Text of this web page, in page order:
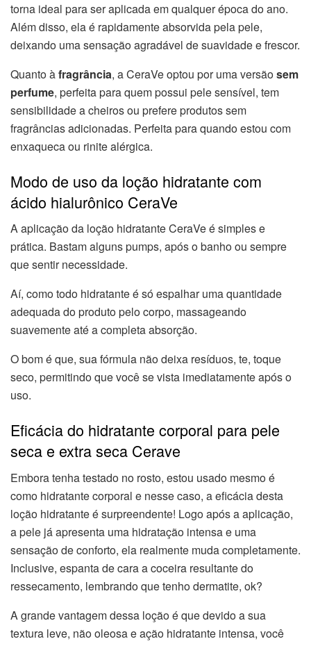
torna ideal para ser aplicada em qualquer época do ano.
Além disso, ela é rapidamente absorvida pela pele,
deixando uma sensação agradável de suavidade e frescor.
Quanto àfragrância, a CeraVe optou por uma versãosem
perfume, perfeita para quem possui pele sensível, tem
sensibilidade a cheiros ou prefere produtos sem
fragrâncias adicionadas. Perfeita para quando estou com
enxaqueca ou rinite alérgica.
Modo de uso da loção hidratante com
ácido hialurônico CeraVe
A aplicação da loção hidratante CeraVe é simples e
prática. Bastam alguns pumps, após o banho ou sempre
que sentir necessidade.
Aí, como todo hidratante é só espalhar uma quantidade
adequada do produto pelo corpo, massageando
suavemente até a completa absorção.
O bom é que, sua fórmula não deixa resíduos, te, toque
seco, permitindo que você se vista imediatamente após o
uso.
Eficácia do hidratante corporal para pele
seca e extra seca Cerave
Embora tenha testado no rosto, estou usado mesmo é
como hidratante corporal e nesse caso, a eficácia desta
loção hidratante é surpreendente! Logo após a aplicação,
a pele já apresenta uma hidratação intensa e uma
sensação de conforto, ela realmente muda completamente.
Inclusive, espanta de cara a coceira resultante do
ressecamento, lembrando que tenho dermatite, ok?
A grande vantagem dessa loção é que devido a sua
textura leve, não oleosa e ação hidratante intensa, você